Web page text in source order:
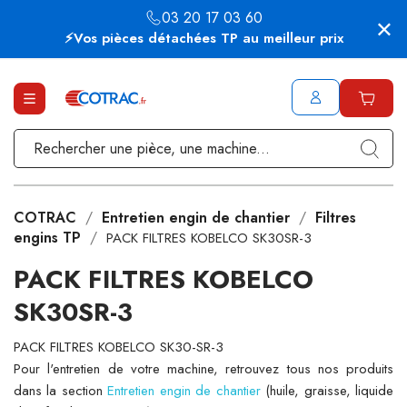
⚡Vos pièces détachées TP au meilleur prix
03 20 17 03 60
COTRAC Entretien engin de chantier
Filtres
engins TP
PACK FILTRES KOBELCO SK30SR-3
PACK FILTRES KOBELCO
SK30SR-3
PACK FILTRES KOBELCO SK30-SR-3
Pour l'entretien de votre machine, retrouvez tous nos produits
dans la sectionEntretien engin de chantier(huile, graisse, liquide